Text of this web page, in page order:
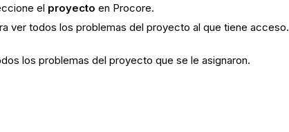
el proyecto en Procore.
ver todos los problemas del proyecto al que tiene acceso.
los problemas del proyecto que se le asignaron.